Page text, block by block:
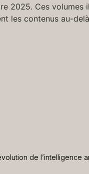
2025. Ces
les contenus au-
de l’intelligence